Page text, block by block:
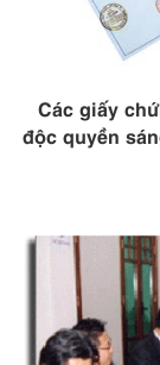
Các giấy
độc quyền